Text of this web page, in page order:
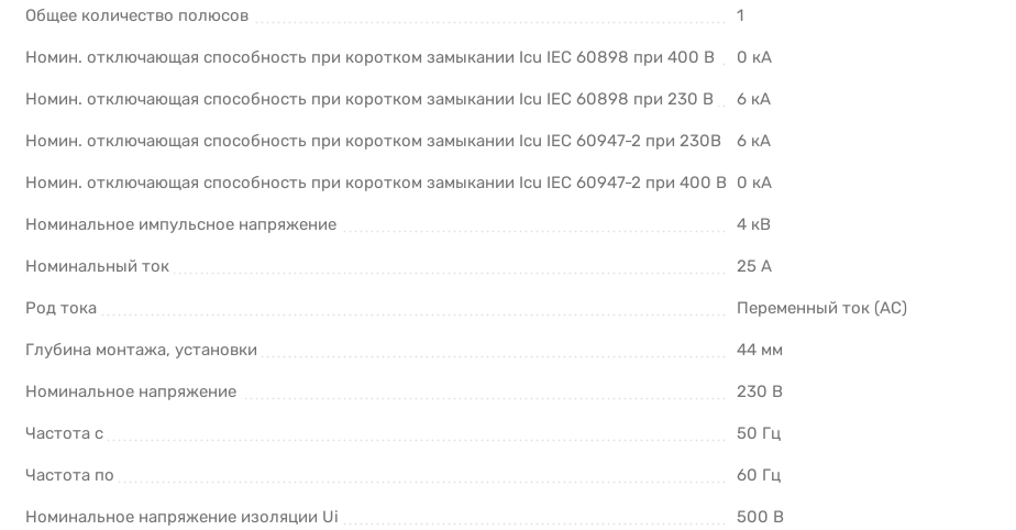
Общее количество полюсов 1
Номин. отключающая способность при коротком замыкании Icu IEC 60898 при 400 В 0 кА
Номин. отключающая способность при коротком замыкании Icu IEC 60898 при 230 В 6 кА
Номин. отключающая способность при коротком замыкании Icu IEC 60947-2 при 230В 6 кА
Номин. отключающая способность при коротком замыкании Icu IEC 60947-2 при 400 В 0 кА
Номинальное импульсное напряжение 4 кВ
Номинальный ток 25 А
Род тока Переменный ток (AC)
Глубина монтажа, установки 44 мм
Номинальное напряжение 230 В
Частота с 50 Гц
Частота по 60 Гц
Номинальное напряжение изоляции Ui 500 В